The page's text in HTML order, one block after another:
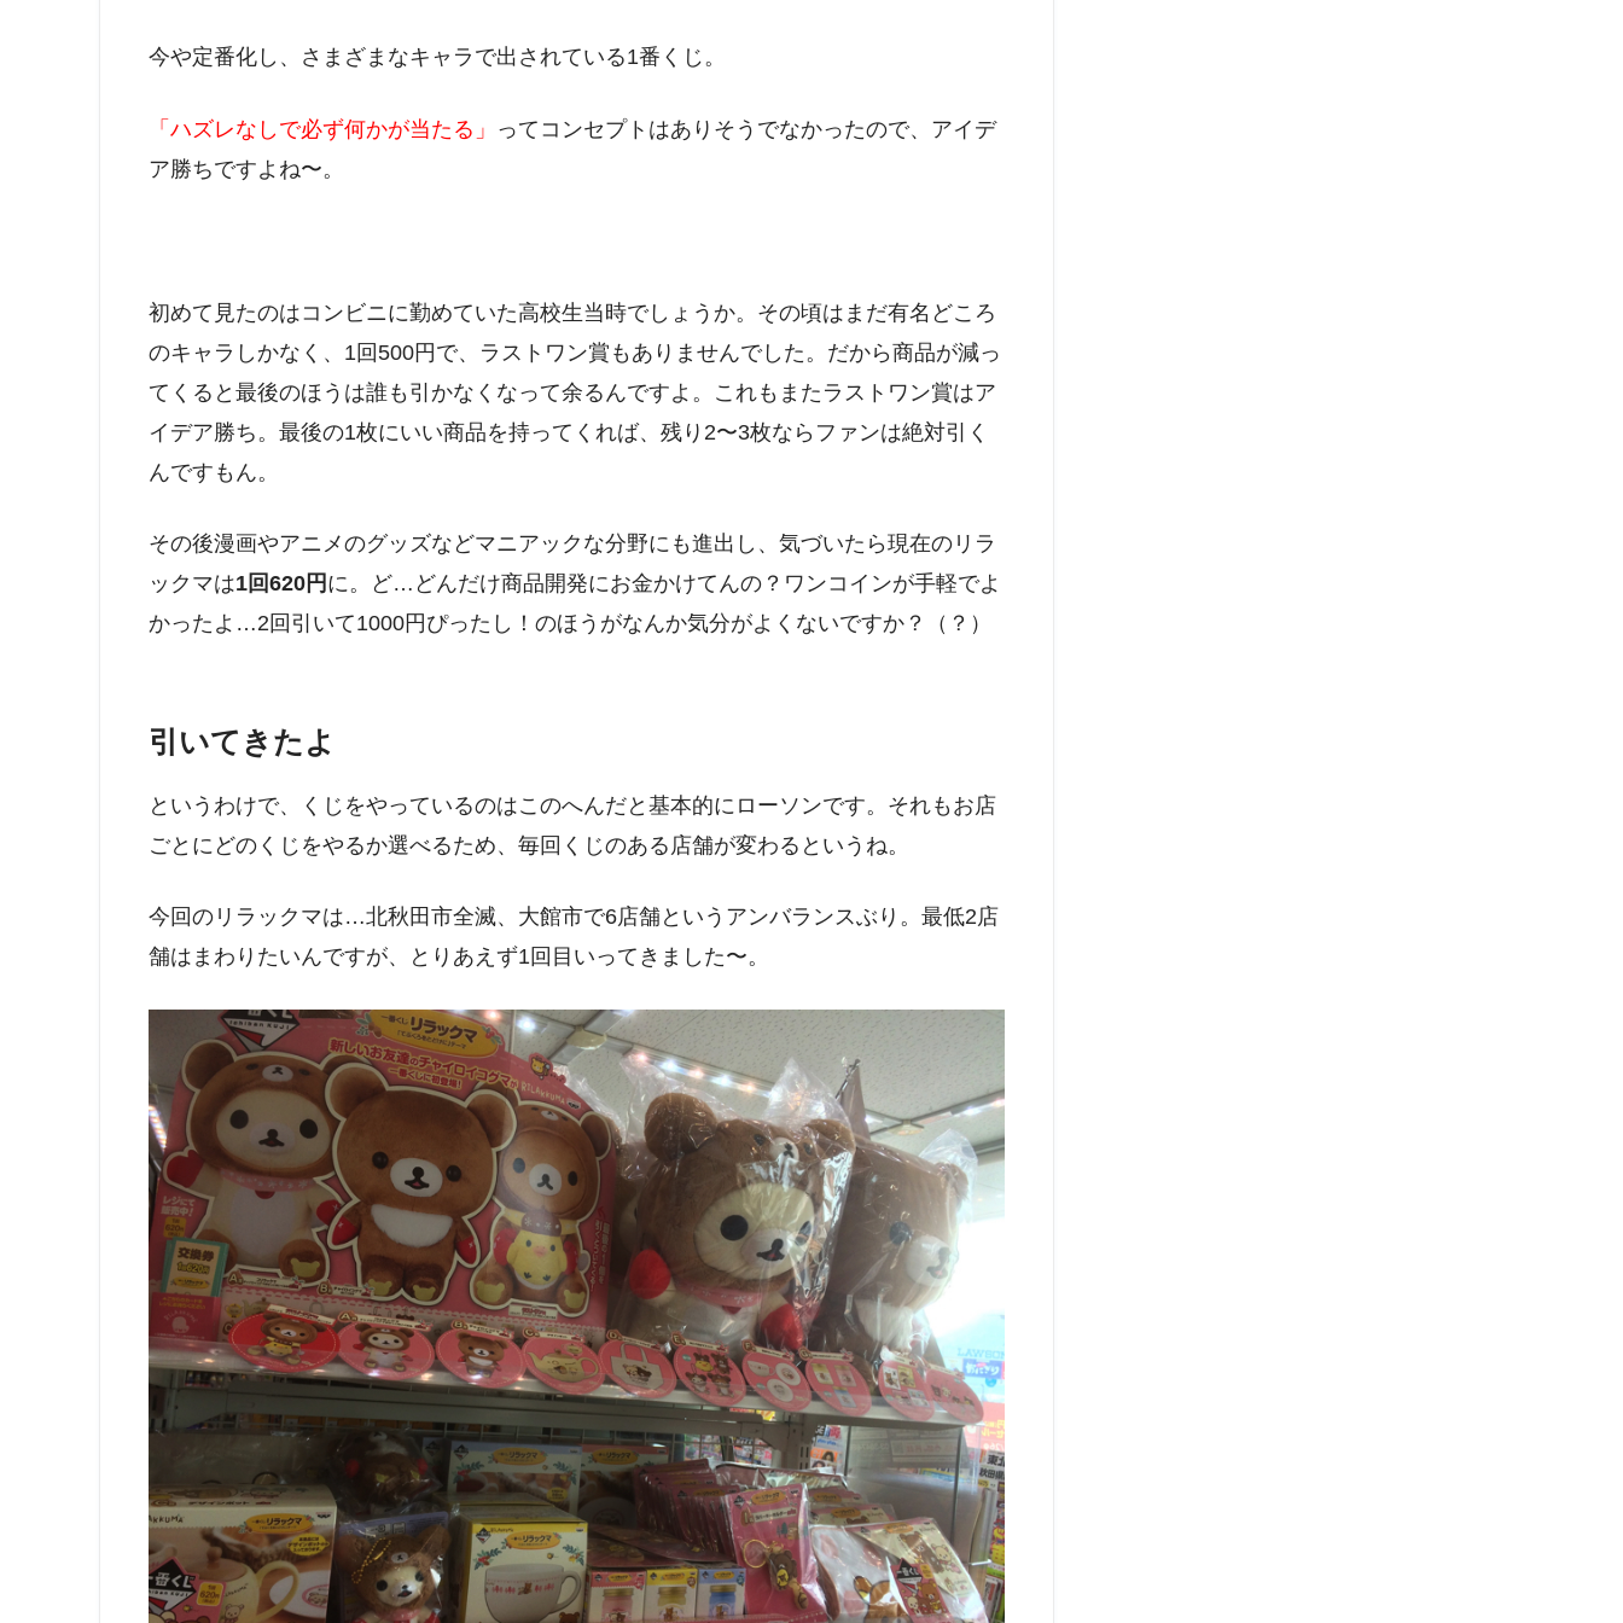
今や定番化し、さまざまなキャラで出されている1番くじ。
「ハズレなしで必ず何かが当たる」 ってコンセプトはありそうでなかったので、アイデ
ア勝ちですよね〜。
初めて見たのはコンビニに勤めていた高校生当時でしょうか。その頃はまだ有名どころ
のキャラしかなく、1回500円で、ラストワン賞もありませんでした。だから商品が減っ
てくると最後のほうは誰も引かなくなって余るんですよ。これもまたラストワン賞はア
イデア勝ち。最後の1枚にいい商品を持ってくれば、残り2〜3枚ならファンは絶対引く
んですもん。
その後漫画やアニメのグッズなどマニアックな分野にも進出し、気づいたら現在のリラ
ックマは1回620円 に。ど…どんだけ商品開発にお金かけてんの？ワンコインが手軽でよ
かったよ…2回引いて1000円ぴったし！のほうがなんか気分がよくないですか？（？）
引いてきたよ
というわけで、くじをやっているのはこのへんだと基本的にローソンです。それもお店
ごとにどのくじをやるか選べるため、毎回くじのある店舗が変わるというね。
今回のリラックマは…北秋田市全滅、大館市で6店舗というアンバランスぶり。最低2店
舗はまわりたいんですが、とりあえず1回目いってきました〜。